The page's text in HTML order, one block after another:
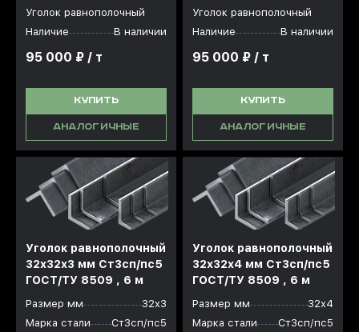
Уголок равнополочный
Наличие
В наличии
95 000 ₽ / т
КУПИТЬ
АНАЛОГИЧНЫЕ
Уголок равнополочный
Наличие
В наличии
95 000 ₽ / т
КУПИТЬ
АНАЛОГИЧНЫЕ
Уголок равнополочный
32x32x3 мм Ст3сп/пс5
ГОСТ/ТУ 8509 , 6 м
Размер мм
32х3
Марка стали
Ст3сп/пс5
Уголок равнополочный
32x32x4 мм Ст3сп/пс5
ГОСТ/ТУ 8509 , 6 м
Размер мм
32х4
Марка стали
Ст3сп/пс5